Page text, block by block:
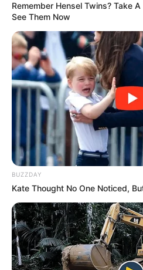
Dia Bukan Ibu
Andai Ibu Tidak Menikah
Dengan Ayah
1
Ayya
Remember Hensel Twins? Take
See Them Now
BUZZDAY
Kate Thought No One Noticed,